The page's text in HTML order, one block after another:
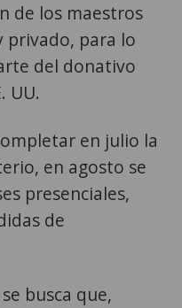
de los maestros
privado, para lo
del donativo
UU.
en julio la
en agosto se
presenciales,
de
busca que,